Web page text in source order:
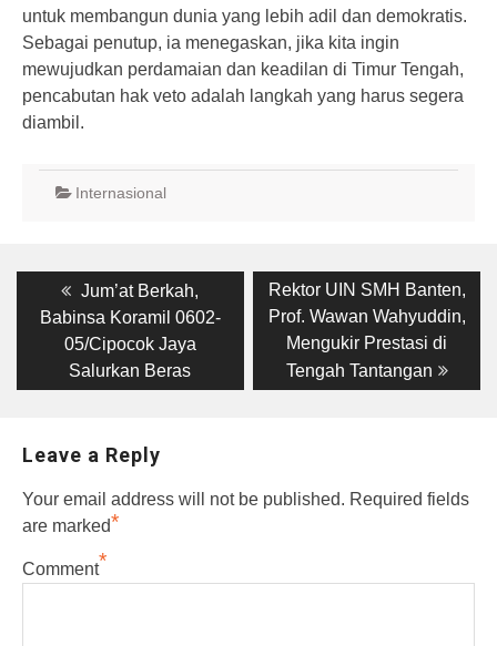
untuk membangun dunia yang lebih adil dan demokratis.
Sebagai penutup, ia menegaskan, jika kita ingin
mewujudkan perdamaian dan keadilan di Timur Tengah,
pencabutan hak veto adalah langkah yang harus segera
diambil.
Internasional
Post
navigation
Previous
post:
Jum’at Berkah,
Babinsa Koramil 0602-
05/Cipocok Jaya
Salurkan Beras
Next
post:
Rektor UIN SMH Banten,
Prof. Wawan Wahyuddin,
Mengukir Prestasi di
Tengah Tantangan
Leave a Reply
Your email address will not be published. Required fields
are marked*
Comment*